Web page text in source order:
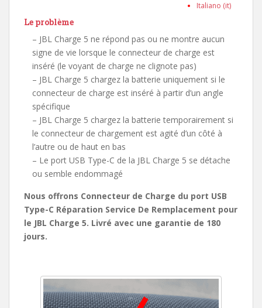
Italiano (it)
Le problème
– JBL Charge 5 ne répond pas ou ne montre aucun
signe de vie lorsque le connecteur de charge est
inséré (le voyant de charge ne clignote pas)
– JBL Charge 5 chargez la batterie uniquement si le
connecteur de charge est inséré à partir d’un angle
spécifique
– JBL Charge 5 chargez la batterie temporairement si
le connecteur de chargement est agité d’un côté à
l’autre ou de haut en bas
– Le port USB Type-C de la JBL Charge 5 se détache
ou semble endommagé
Nous offrons Connecteur de Charge du port USB
Type-C Réparation Service De Remplacement pour
le JBL Charge 5. Livré avec une garantie de 180
jours.